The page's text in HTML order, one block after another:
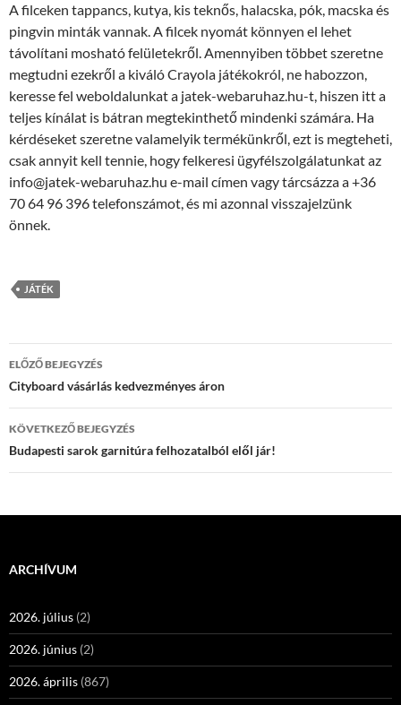
A filceken tappancs, kutya, kis teknős, halacska, pók, macska és
pingvin minták vannak. A filcek nyomát könnyen el lehet
távolítani mosható felületekről. Amennyiben többet szeretne
megtudni ezekről a kiváló Crayola játékokról, ne habozzon,
keresse fel weboldalunkat a jatek-webaruhaz.hu-t, hiszen itt a
teljes kínálat is bátran megtekinthető mindenki számára. Ha
kérdéseket szeretne valamelyik termékünkről, ezt is megteheti,
csak annyit kell tennie, hogy felkeresi ügyfélszolgálatunkat az
info@jatek-webaruhaz.hu e-mail címen vagy tárcsázza a +36
70 64 96 396 telefonszámot, és mi azonnal visszajelzünk
önnek.
JÁTÉK
Bejegyzések
navigációja
ELŐZŐ BEJEGYZÉS
Cityboard vásárlás kedvezményes áron
KÖVETKEZŐ BEJEGYZÉS
Budapesti sarok garnitúra felhozatalból elől jár!
ARCHÍVUM
2026. július (2)
2026. június (2)
2026. április (867)